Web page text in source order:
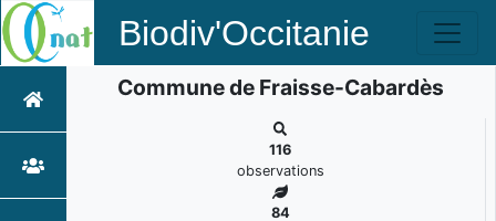
Biodiv'Occitanie
Commune de Fraisse-Cabardès
116
observations
84